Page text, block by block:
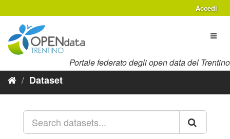
al
contenuto
Accedi
Portale federato degli open data del Trentino
Dataset